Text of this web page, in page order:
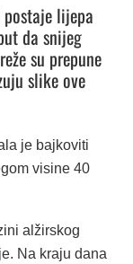
postaje lijepa
da snijeg
su prepune
slike ove
je bajkoviti
visine 40
alžirskog
Na kraju dana